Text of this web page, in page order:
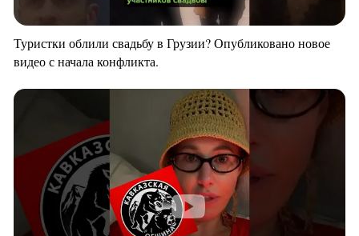
Туристки облили свадьбу в Грузии? Опубликовано новое
видео с начала конфликта.